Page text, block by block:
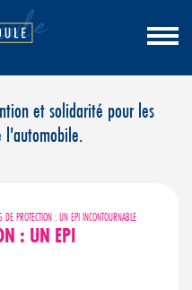
et solidarité pour les
l'automobile.
DE PROTECTION : UN EPI INCONTOURNABLE
: UN EPI